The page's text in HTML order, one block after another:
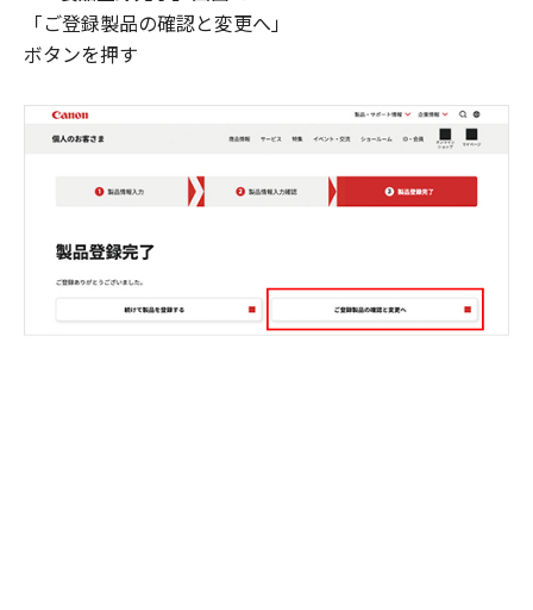
「ご登録製品の確認と変更へ」
ボタンを押す